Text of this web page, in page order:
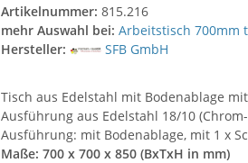
Artikelnummer: 815.216
mehr Auswahl bei: Arbeitstisch 700mm
Hersteller:
SFB GmbH
Tisch aus Edelstahl mit Bodenablage
Ausführung aus Edelstahl 18/10
Ausführung: mit Bodenablage, mit 1 x
Maße: 700 x 700 x 850 (BxTxH in mm)